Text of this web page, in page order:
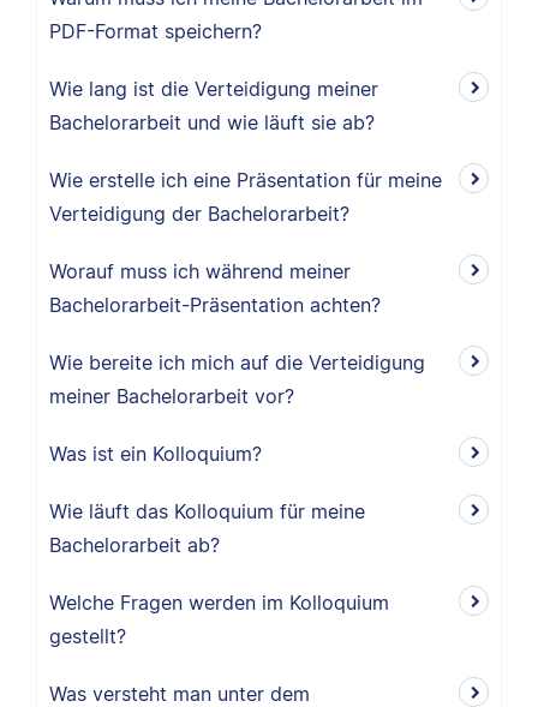
PDF-Format speichern?
Wie lang ist die Verteidigung meiner
Bachelorarbeit und wie läuft sie ab?
Wie erstelle ich eine Präsentation für meine
Verteidigung der Bachelorarbeit?
Worauf muss ich während meiner
Bachelorarbeit-Präsentation achten?
Wie bereite ich mich auf die Verteidigung
meiner Bachelorarbeit vor?
Was ist ein Kolloquium?
Wie läuft das Kolloquium für meine
Bachelorarbeit ab?
Welche Fragen werden im Kolloquium
gestellt?
Was versteht man unter dem